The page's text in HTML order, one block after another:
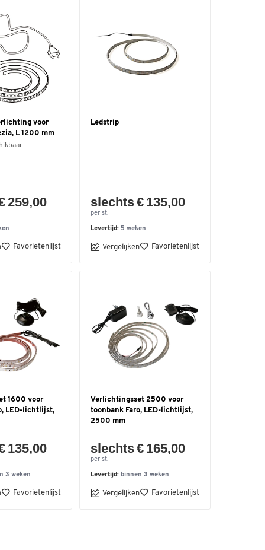
voor
L 1200 mm
259,00
Favorietenlijst
Ledstrip
slechts € 135,00
per st.
Levertijd: 5 weken
Vergelijken Favorietenlijst
1600 voor
LED-lichtlijst,
135,00
3 weken
Favorietenlijst
Verlichtingsset 2500 voor
toonbank Faro, LED-lichtlijst,
2500 mm
slechts € 165,00
per st.
Levertijd: binnen 3 weken
Vergelijken Favorietenlijst